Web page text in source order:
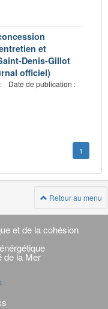
et
Denis-Gillot
officiel)
Date de publication :
1
Retour au menu
et de la cohésion
de la Mer